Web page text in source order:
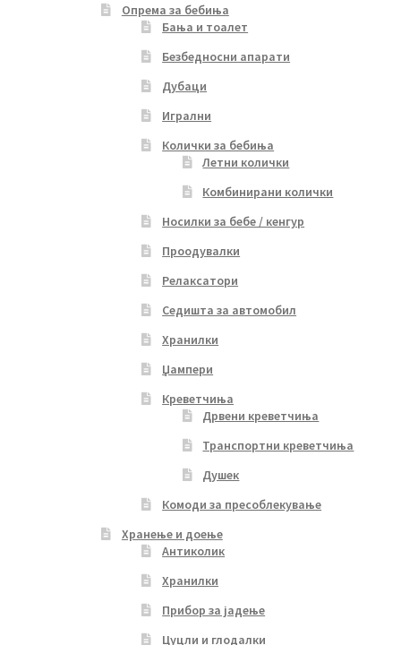
Опрема за бебиња
Бања и тоалет
Безбедносни апарати
Дубаци
Игрални
Колички за бебиња
Летни колички
Комбинирани колички
Носилки за бебе / кенгур
Проодувалки
Релаксатори
Седишта за автомобил
Хранилки
Џампери
Креветчиња
Дрвени креветчиња
Транспортни креветчиња
Душек
Комоди за пресоблекување
Хранење и доење
Антиколик
Хранилки
Прибор за јадење
Цуцли и глодалки